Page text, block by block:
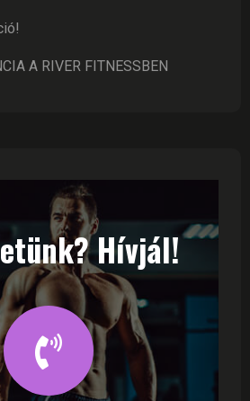
A RIVER FITNESSBEN
Hívjál!